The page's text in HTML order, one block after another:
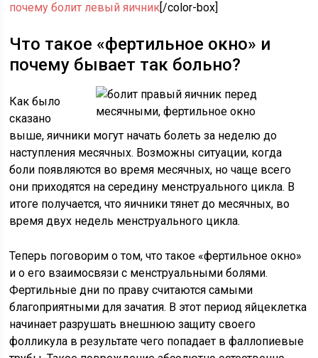
почему болит левый яичник [/color-box]
Что такое «фертильное окно» и
почему бывает так больно?
Как было
сказано
выше, яичники могут начать болеть за неделю до
наступления месячных. Возможны ситуации, когда
боли появляются во время месячных, но чаще всего
они приходятся на середину менструального цикла. В
итоге получается, что яичники тянет до месячных, во
время двух недель менструального цикла.
Теперь поговорим о том, что такое «фертильное окно»
и о его взаимосвязи с менструальными болями.
Фертильные дни по праву считаются самыми
благоприятными для зачатия. В этот период яйцеклетка
начинает разрушать внешнюю защиту своего
фолликула в результате чего попадает в фаллопиевые